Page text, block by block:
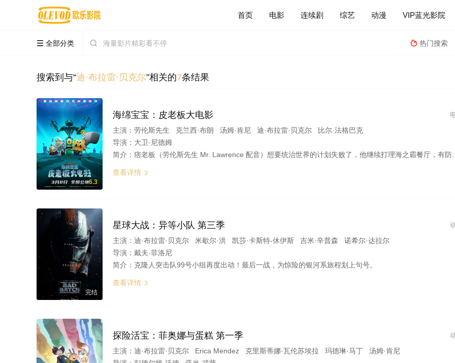
首页 电影 连续剧 综艺 动漫 VIP蓝光影院
 全部分类   热门搜索
搜索到与“迪·布拉雷·贝克尔”相关的7条结果
6.3
海绵宝宝：皮老板大电影
主演： 劳伦斯先生 克兰西·布朗 汤姆·肯尼 迪·布拉雷·贝克尔 比尔·法格巴克
导演： 大卫·尼德姆
简介： 痞老板（劳伦斯先生 Mr. Lawrence 配音）想要统治世界的计划失败了，他继续打理海之霸餐厅，有防水电脑凯伦作为伙伴和妻子，蟹老板作为永不消停的对家……
查看详情 
完结
星球大战：异等小队 第三季
主演： 迪·布拉雷·贝克尔 米歇尔·洪 凯莎·卡斯特-休伊斯 吉米·辛普森 诺希尔·达拉尔
导演： 戴夫·菲洛尼
简介： 克隆人突击队99号小组再度出动！最后一战，为惊险的银河系旅程划上句号。
查看详情 
探险活宝：菲奥娜与蛋糕 第一季
主演： 迪·布拉雷·贝克尔 Erica Mendez 克里斯蒂娜·瓦伦苏埃拉 玛德琳·马丁 汤姆·肯尼